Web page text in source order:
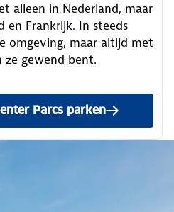
alleen in Nederland, maar
en Frankrijk. In steeds
omgeving, maar altijd met
gewend bent.
Parcs parken
in mooie regio's